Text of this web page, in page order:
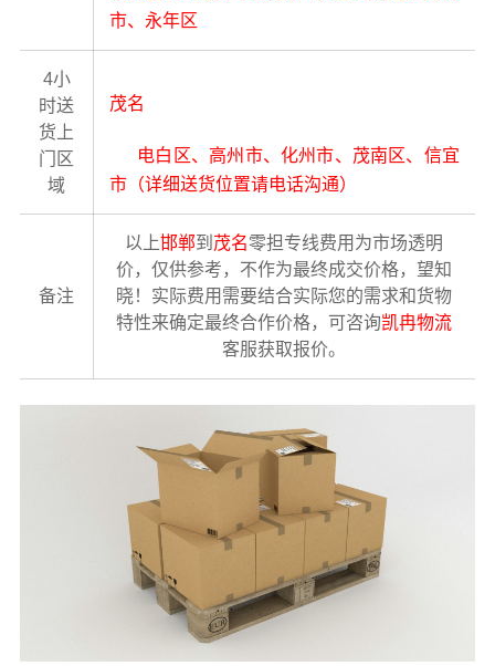
市、永年区
4小
时送
货上
门区
域
茂名
电白区、高州市、化州市、茂南区、信宜
市（详细送货位置请电话沟通）
备注
以上邯郸到 茂名零担专线费用为市场透明
价，仅供参考，不作为最终成交价格，望知
晓！实际费用需要结合实际您的需求和货物
特性来确定最终合作价格，可咨询凯冉物流
客服获取报价。